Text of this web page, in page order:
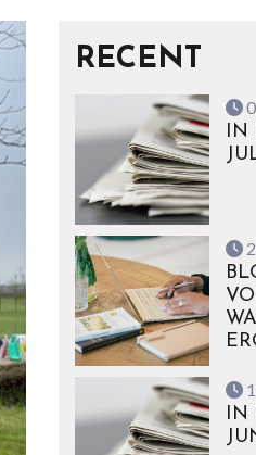
RECENT
IN
IN